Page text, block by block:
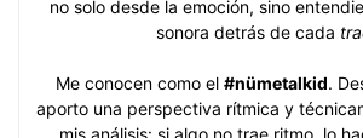
no solo desde la emoción, sino
sonora detrás de cada
Me conocen como el #nümetalkid.
aporto una perspectiva rítmica y
mis análisis: si algo no trae ritmo, lo